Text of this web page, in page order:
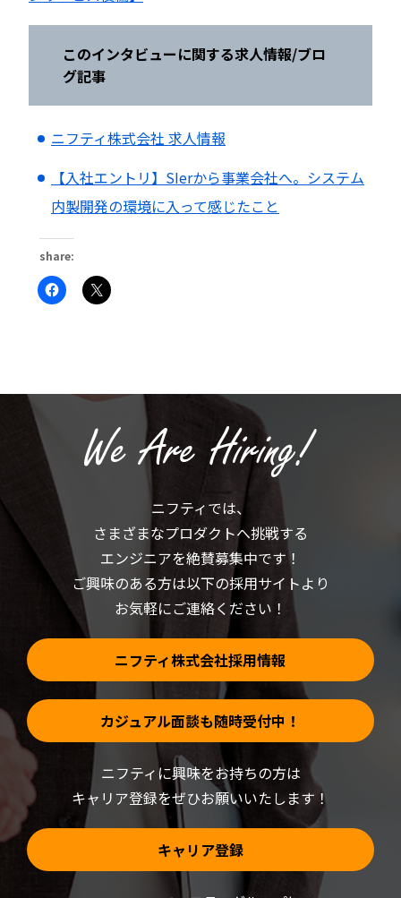
このインタビューに関する求人情報/ブロ
グ記事
ニフティ株式会社 求人情報
【入社エントリ】SIerから事業会社へ。システム
内製開発の環境に入って感じたこと
share:
Facebook
で
リ
し
い
ウ
ィ
開
き
す)
ク
リ
有
(新
い
ウ
ィ
ン
ま
す)
ニフティでは、
さまざまなプロダクトへ挑戦する
エンジニアを絶賛募集中です！
ご興味のある方は以下の採用サイトより
お気軽にご連絡ください！
ニフティ株式会社採用情報
カジュアル面談も随時受付中！
ニフティに興味をお持ちの方は
キャリア登録をぜひお願いいたします！
キャリア登録